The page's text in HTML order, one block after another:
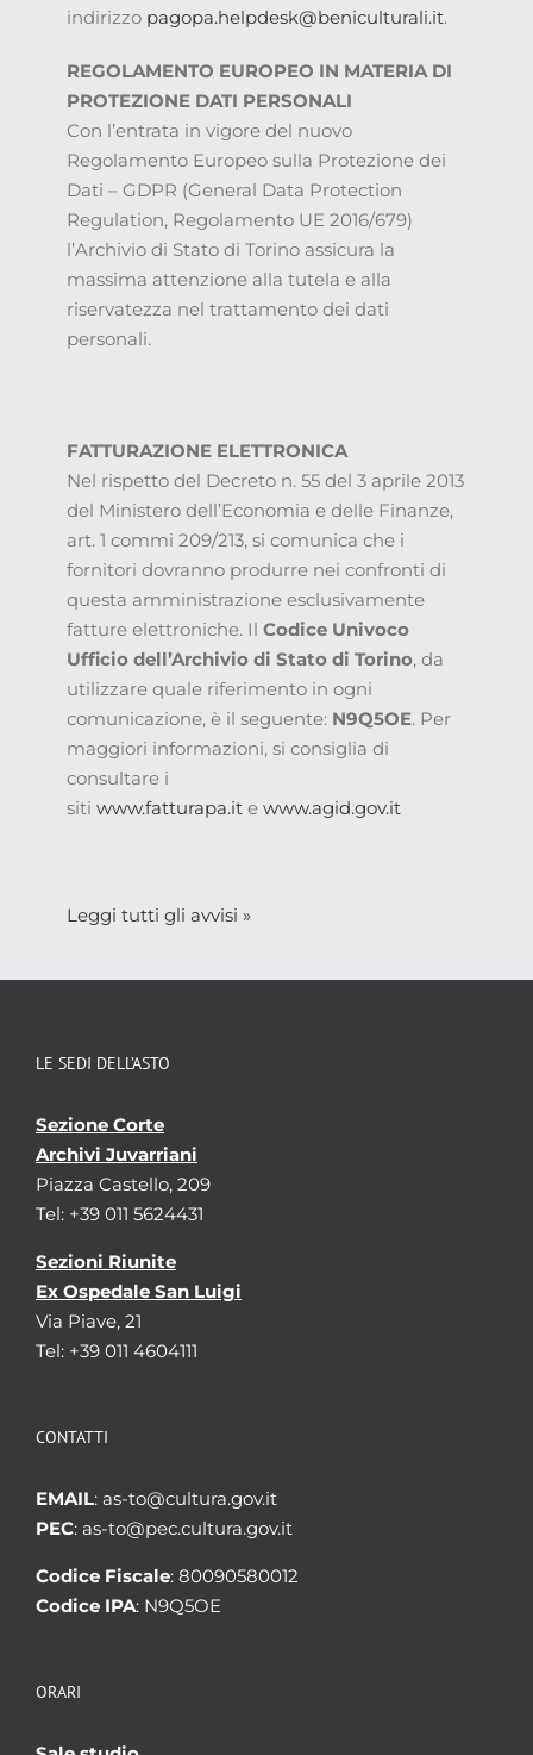
indirizzo pagopa.helpdesk@beniculturali.it.
REGOLAMENTO EUROPEO IN MATERIA DI
PROTEZIONE DATI PERSONALI
Con l’entrata in vigore del nuovo
Regolamento Europeo sulla Protezione dei
Dati – GDPR (General Data Protection
Regulation, Regolamento UE 2016/679)
l’Archivio di Stato di Torino assicura la
massima attenzione alla tutela e alla
riservatezza nel trattamento dei dati
personali.
FATTURAZIONE ELETTRONICA
Nel rispetto del Decreto n. 55 del 3 aprile 2013
del Ministero dell’Economia e delle Finanze,
art. 1 commi 209/213, si comunica che i
fornitori dovranno produrre nei confronti di
questa amministrazione esclusivamente
fatture elettroniche. Il Codice Univoco
Ufficio dell’Archivio di Stato di Torino, da
utilizzare quale riferimento in ogni
comunicazione, è il seguente: N9Q5OE. Per
maggiori informazioni, si consiglia di
consultare i
siti www.fatturapa.it e www.agid.gov.it
Leggi tutti gli avvisi »
LE SEDI DELL’ASTO
Sezione Corte
Archivi Juvarriani
Piazza Castello, 209
Tel: +39 011 5624431
Sezioni Riunite
Ex Ospedale San Luigi
Via Piave, 21
Tel: +39 011 4604111
CONTATTI
EMAIL: as-to@cultura.gov.it
PEC: as-to@pec.cultura.gov.it
Codice Fiscale: 80090580012
Codice IPA: N9Q5OE
ORARI